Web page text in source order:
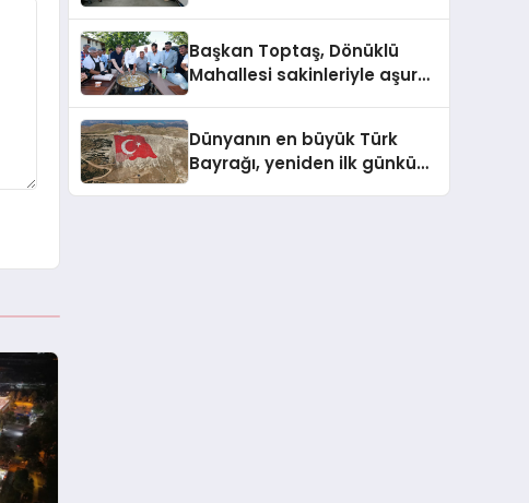
Başkan Toptaş, Dönüklü
Mahallesi sakinleriyle aşure
Dünyanın en büyük Türk
Bayrağı, yeniden ilk günkü